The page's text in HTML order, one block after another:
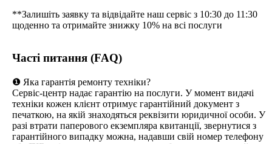
**Залишіть заявку та відвідайте наш сервіс з 10:30 до 11:30
щоденно та отримайте знижку 10% на всі послуги
Часті питання (FAQ)
❶ Яка гарантія ремонту техніки?
Сервіс-центр надає гарантію на послуги. У момент видачі
техніки кожен клієнт отримує гарантійний документ з
печаткою, на якій знаходяться реквізити юридичної особи. У
разі втрати паперового екземпляра квитанції, звернутися з
гарантійного випадку можна, надавши свій номер телефону